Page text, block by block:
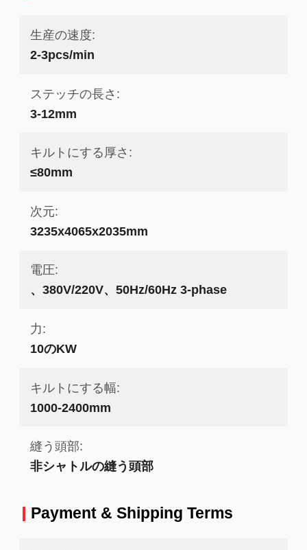
生産の速度:
2-3pcs/min
ステッチの長さ:
3-12mm
キルトにする厚さ:
≤80mm
次元:
3235x4065x2035mm
電圧:
、380V/220V、50Hz/60Hz 3-phase
力:
10のKW
キルトにする幅:
1000-2400mm
縫う頭部:
非シャトルの縫う頭部
Payment & Shipping Terms